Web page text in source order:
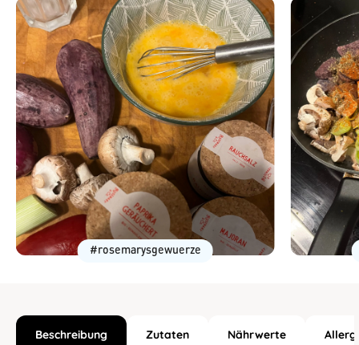
#rosemarysgewuerze
Beschreibung Zutaten Nährwerte